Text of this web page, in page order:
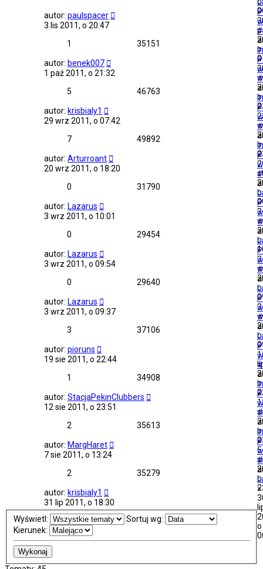
»
o
autor: paulspacer
3 lis 2011, o 20:47
»
o
1 35151
autor: benek007
1 paź 2011, o 21:32
»
o
5 46763
autor: krisbialy1
29 wrz 2011, o 07:42
»
o
7 49892
autor: Arturroant
20 wrz 2011, o 18:20
»
3
o
0 31790
autor: Lazarus
3 wrz 2011, o 10:01
»
3
o
0 29454
autor: Lazarus
3 wrz 2011, o 09:54
»
3
o
0 29640
autor: Lazarus
3 wrz 2011, o 09:37
»
o
3 37106
autor: pioruns
19 sie 2011, o 22:44
»
o
1 34908
autor: StacjaPekinClubbers
12 sie 2011, o 23:51
»
5
o
2 35613
autor: MargHaret
7 sie 2011, o 13:24
»
o
2 35279
autor: krisbialy1
31 lip 2011, o 18:30
Wyświetl:
Sortuj wg:
Kierunek: